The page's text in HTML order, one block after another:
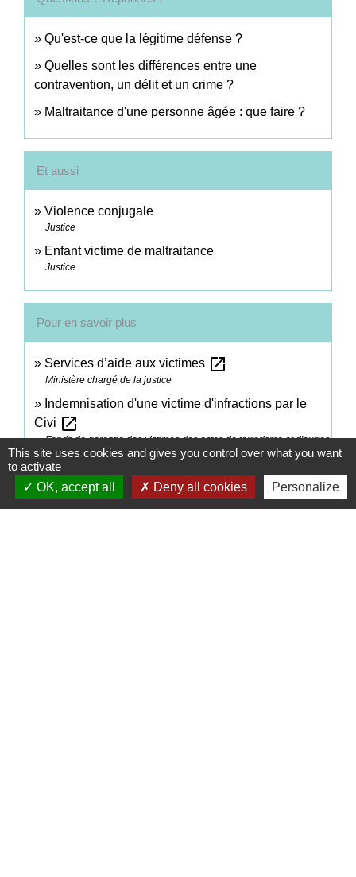
Qu'est-ce que la légitime défense ?
Quelles sont les différences entre une
contravention, un délit et un crime ?
Maltraitance d'une personne âgée : que faire ?
Et aussi
Violence conjugale
Justice
Enfant victime de maltraitance
Justice
Pour en savoir plus
Services d’aide aux victimes open_in_new
Ministère chargé de la justice
Indemnisation d'une victime d'infractions par le
Civi open_in_new
Fonds de garantie des victimes des actes de terrorisme et d'autres
infractions
Parcours victimes (violences physiques, sexuelles
ou psychologiques) open_in_new
Ministère chargé de la justice
This site uses cookies and gives you control over what you want
to activate
OK, accept all
Deny all cookies Personalize